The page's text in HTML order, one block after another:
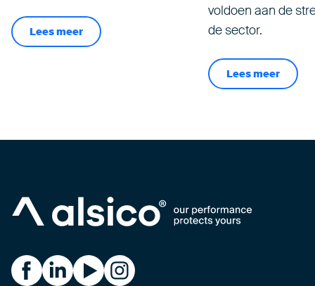
Lees meer
voldoen aan de
de sector.
Lees meer
Alsico on Facebook
Alsico on LinkedIn
Alsico on YouTube
Alsico on Instagram